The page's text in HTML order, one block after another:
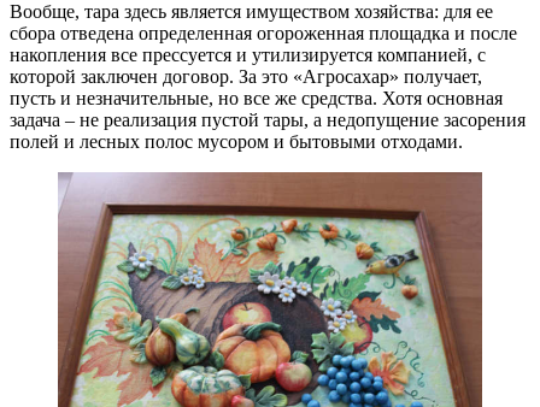
Вообще, тара здесь является имуществом хозяйства: для ее
сбора отведена определенная огороженная площадка и после
накопления все прессуется и утилизируется компанией, с
которой заключен договор. За это «Агросахар» получает,
пусть и незначительные, но все же средства. Хотя основная
задача – не реализация пустой тары, а недопущение засорения
полей и лесных полос мусором и бытовыми отходами.